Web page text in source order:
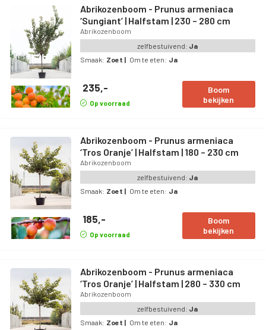
Abrikozenboom - Prunus armeniaca
‘Sungiant’ | Halfstam | 230 – 280 cm
Abrikozenboom
zelfbestuivend: Ja
Smaak: Zoet | Om te eten: Ja
235,-
Op voorraad
Boom
bekijken
Abrikozenboom - Prunus armeniaca
‘Tros Oranje’ | Halfstam | 180 – 230 cm
Abrikozenboom
zelfbestuivend: Ja
Smaak: Zoet | Om te eten: Ja
185,-
Op voorraad
Boom
bekijken
Abrikozenboom - Prunus armeniaca
‘Tros Oranje’ | Halfstam | 280 – 330 cm
Abrikozenboom
zelfbestuivend: Ja
Smaak: Zoet | Om te eten: Ja